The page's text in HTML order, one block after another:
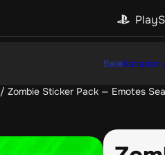
SaleКаталог
/ Zombie Sticker Pack — Emotes